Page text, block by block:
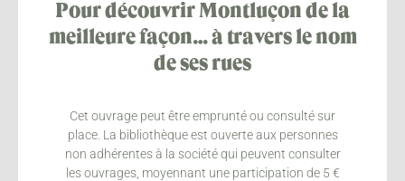
Pour découvrir Montluçon de la
meilleure façon… à travers le nom
de ses rues
Cet ouvrage peut être emprunté ou consulté sur
place. La bibliothèque est ouverte aux personnes
non adhérentes à la société qui peuvent consulter
les ouvrages, moyennant une participation de 5 €